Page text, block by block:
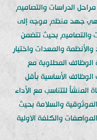
الدراسات والتصاميم
هي جهد منظم موجه إلى
والتصاميم بحيث تتضمن
والمعدات واختيار
الوظائف المطلوبة مع
الأساسية بأقل
المنشأ لتتناسب مع الأداء
والسلامة بحيث
والكلفة الاولية